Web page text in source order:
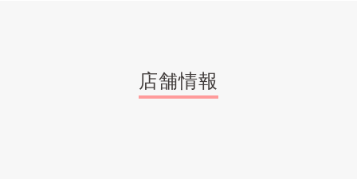
店舗情報